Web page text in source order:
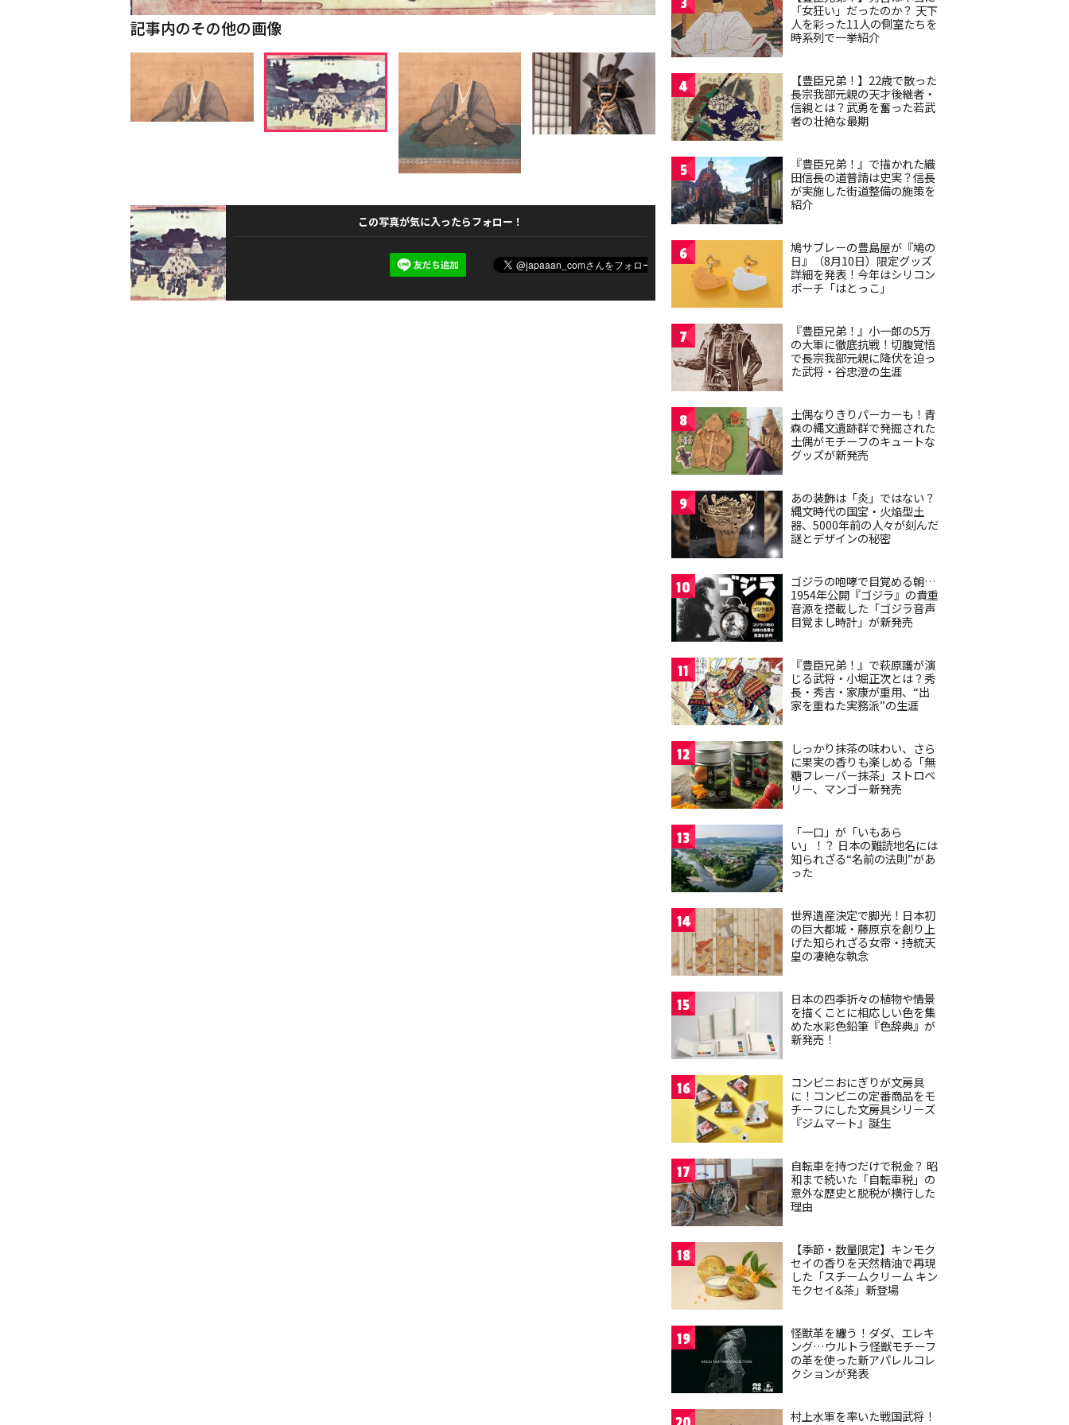
記事内のその他の画像
この写真が気に入ったらフォロー！
「女狂い」だったのか？ 天下
人を彩った11人の側室たちを
時系列で一挙紹介
4
【豊臣兄弟！】22歳で散った
長宗我部元親の天才後継者・
信親とは？武勇を奮った若武
者の壮絶な最期
5
『豊臣兄弟！』で描かれた織
田信長の道普請は史実？信長
が実施した街道整備の施策を
紹介
6
鳩サブレーの豊島屋が『鳩の
日』（8月10日）限定グッズ
詳細を発表！今年はシリコン
ポーチ「はとっこ」
7
『豊臣兄弟！』小一郎の5万
の大軍に徹底抗戦！切腹覚悟
で長宗我部元親に降伏を迫っ
た武将・谷忠澄の生涯
8
土偶なりきりパーカーも！青
森の縄文遺跡群で発掘された
土偶がモチーフのキュートな
グッズが新発売
9
あの装飾は「炎」ではない？
縄文時代の国宝・火焔型土
器、5000年前の人々が刻んだ
謎とデザインの秘密
10
ゴジラの咆哮で目覚める朝…
1954年公開『ゴジラ』の貴重
音源を搭載した「ゴジラ音声
目覚まし時計」が新発売
11
『豊臣兄弟！』で萩原護が演
じる武将・小堀正次とは？秀
長・秀吉・家康が重用、“出
家を重ねた実務派”の生涯
12
しっかり抹茶の味わい、さら
に果実の香りも楽しめる「無
糖フレーバー抹茶」ストロベ
リー、マンゴー新発売
13
「一口」が「いもあら
い」！？ 日本の難読地名には
知られざる“名前の法則”があ
った
14
世界遺産決定で脚光！日本初
の巨大都城・藤原京を創り上
げた知られざる女帝・持統天
皇の凄絶な執念
15
日本の四季折々の植物や情景
を描くことに相応しい色を集
めた水彩色鉛筆『色辞典』が
新発売！
16
コンビニおにぎりが文房具
に！コンビニの定番商品をモ
チーフにした文房具シリーズ
『ジムマート』誕生
17
自転車を持つだけで税金？ 昭
和まで続いた「自転車税」の
意外な歴史と脱税が横行した
理由
18
【季節・数量限定】キンモク
セイの香りを天然精油で再現
した「スチームクリーム キン
モクセイ&茶」新登場
19
怪獣革を纏う！ダダ、エレキ
ング…ウルトラ怪獣モチーフ
の革を使った新アパレルコレ
クションが発表
村上水軍を率いた戦国武将！